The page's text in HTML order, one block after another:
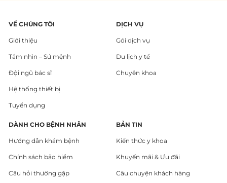
VỀ CHÚNG TÔI
Giới thiệu
Tầm nhìn – Sứ mệnh
Đội ngũ bác sĩ
Hệ thống thiết bị
Tuyển dụng
DỊCH VỤ
Gói dịch vụ
Du lịch y tế
Chuyên khoa
DÀNH CHO BỆNH NHÂN
Hướng dẫn khám bệnh
Chính sách bảo hiểm
Câu hỏi thường gặp
BẢN TIN
Kiến thức y khoa
Khuyến mãi & Ưu đãi
Câu chuyện khách hàng